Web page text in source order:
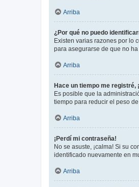
Arriba
¿Por qué no puedo
Existen varias razones por lo
para asegurarse de que no
Arriba
Hace un tiempo me registré,
Es posible que la
tiempo para reducir el peso
Arriba
¡Perdí mi contraseña!
No se asuste, ¡calma! Si su
identificado nuevamente en
Arriba